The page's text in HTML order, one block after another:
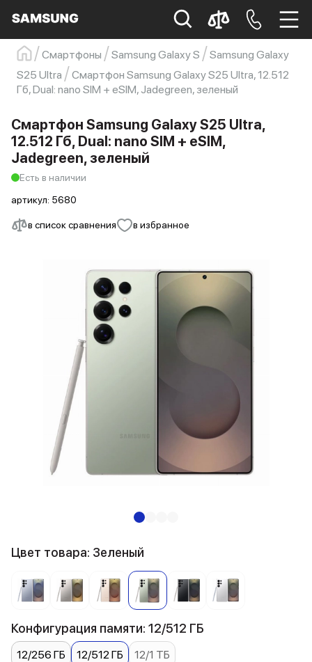
Samsung Смартфон s23
s23 ultra
Galaxy S22
s21
Смартфоны Samsung Galaxy S
Samsung Galaxy
S25 Ultra
Смартфон Samsung Galaxy S25 Ultra, 12.512
Гб, Dual: nano SIM + eSIM, Jadegreen, зеленый
в список сравнения в избранное
Смартфон Samsung Galaxy S25 Ultra,
12.512 Гб, Dual: nano SIM + eSIM,
Jadegreen, зеленый
Есть в наличии
артикул: 5680
Цвет товара: Зеленый
Конфигурация памяти: 12/512 ГБ
12/256 ГБ 12/512 ГБ 12/1 ТБ